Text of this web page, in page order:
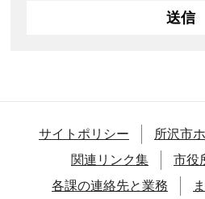
サイトポリシー
所沢市
関連リンク集
市役
各課の連絡先と業務